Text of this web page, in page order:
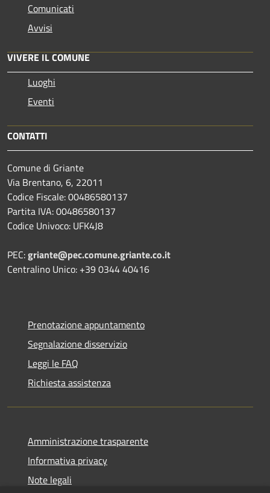
Comunicati
Avvisi
VIVERE IL COMUNE
Luoghi
Eventi
CONTATTI
Comune di Griante
Via Brentano, 6, 22011
Codice Fiscale: 00486580137
Partita IVA: 00486580137
Codice Univoco: UFK4J8
PEC:griante@pec.comune.griante.co.it
Centralino Unico: +39 0344 40416
Prenotazione appuntamento
Segnalazione disservizio
Leggi le FAQ
Richiesta assistenza
Amministrazione trasparente
Informativa privacy
Note legali